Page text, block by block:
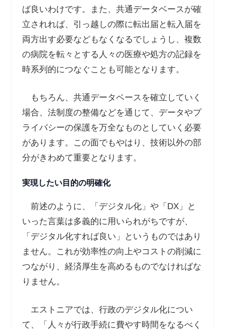
ば良いわけです。また、共通データベースが確
立されれば、引っ越しの際に転出届と転入届を
両方出す必要などもなくなるでしょうし、複数
の病院を転々とする人々の医療や処方の記録を
時系列的につなぐことも可能となります。
もちろん、共通データベースを確立していく
場合、法制度の整備などを通じて、データやプ
ライバシーの保護を万全なものとしていく必要
があります。この面でもやはり、技術以外の部
分がきわめて重要となります。
実現したい目的の明確化
前述のように、「デジタル化」や「 DX」と
いった言葉は多義的に用いられがちですが、
「デジタル化すれば良い」というものではあり
ません。これが効率性の向上やコストの削減に
つながり、経済厚生を高めるものでなければな
りません。
エストニアでは、行政のデジタル化につい
て、「人々が行政手続に費やす時間をなるべく